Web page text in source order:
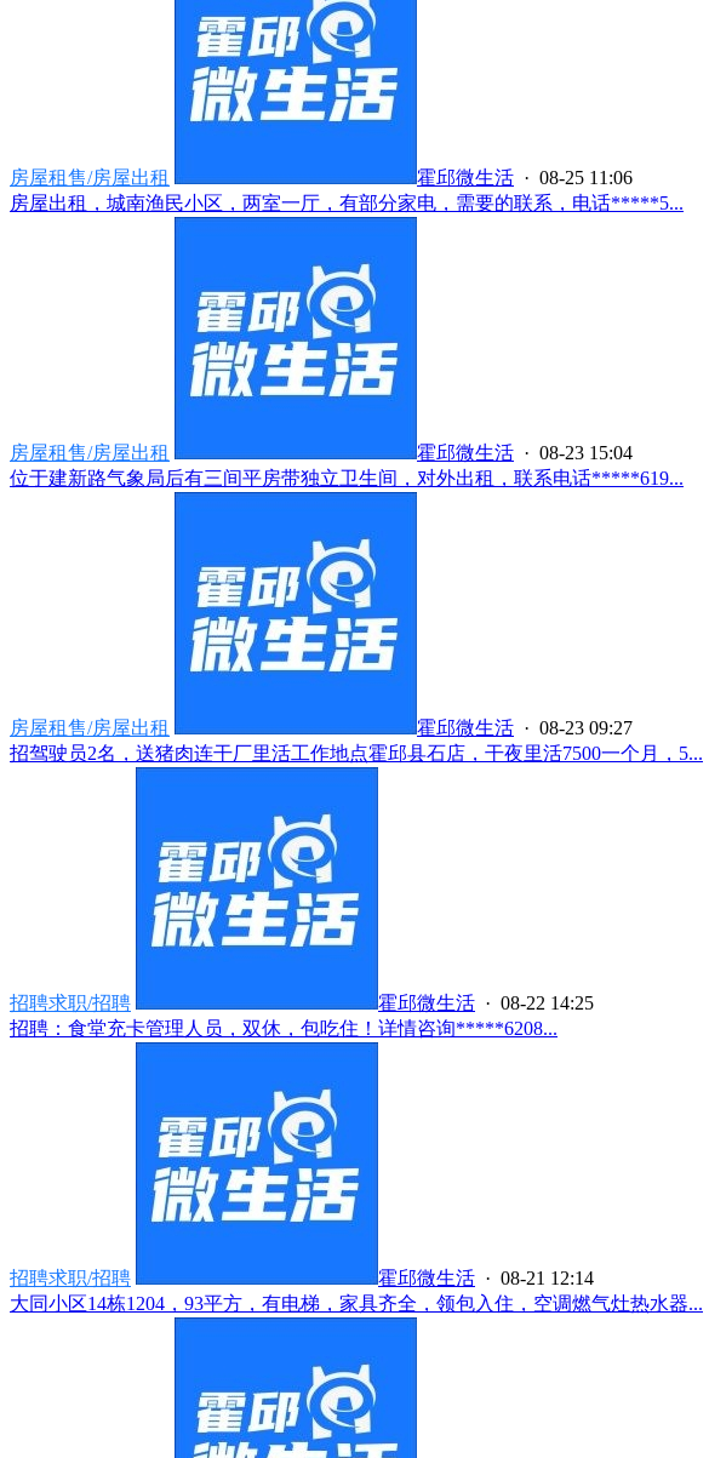
房屋租售/房屋出租 霍邱微生活 · 08-25 11:06
房屋出租，城南渔民小区，两室一厅，有部分家电，需要的联系，电话*****5...
房屋租售/房屋出租 霍邱微生活 · 08-23 15:04
位于建新路气象局后有三间平房带独立卫生间，对外出租，联系电话*****619...
房屋租售/房屋出租 霍邱微生活 · 08-23 09:27
招驾驶员2名，送猪肉连干厂里活工作地点霍邱县石店，干夜里活7500一个月，5...
招聘求职/招聘 霍邱微生活 · 08-22 14:25
招聘：食堂充卡管理人员，双休，包吃住！详情咨询*****6208...
招聘求职/招聘 霍邱微生活 · 08-21 12:14
大同小区14栋1204，93平方，有电梯，家具齐全，领包入住，空调燃气灶热水器...